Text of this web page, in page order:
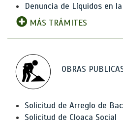
Denuncia de Líquidos en
MÁS TRÁMITES
OBRAS
Solicitud de Arreglo de
Solicitud de Cloaca Social